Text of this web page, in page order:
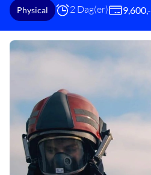
Physical 2 Dag(er) 9,600,-